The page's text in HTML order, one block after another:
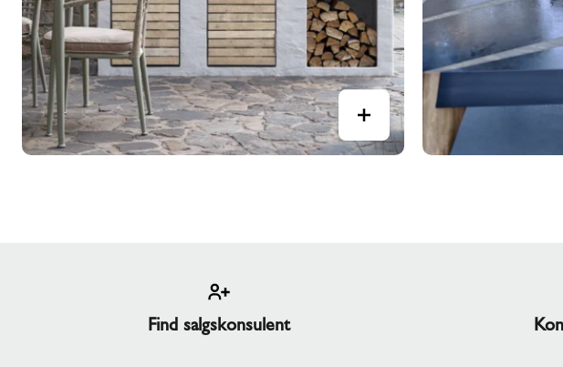
Find salgskonsulent